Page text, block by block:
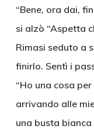
“Bene, ora dai,
si alzò “Aspetta
Rimasi seduto a
finirlo. Sentì i
“Ho una cosa
arrivando alle
una busta bianca